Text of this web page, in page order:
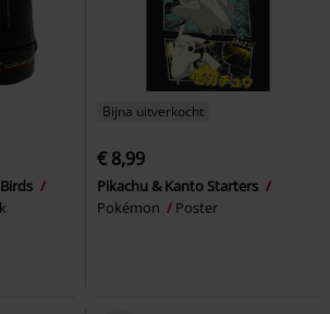
Bijna uitverkocht
€ 8,99
Pikachu & Kanto Starters
Pokémon
Poster